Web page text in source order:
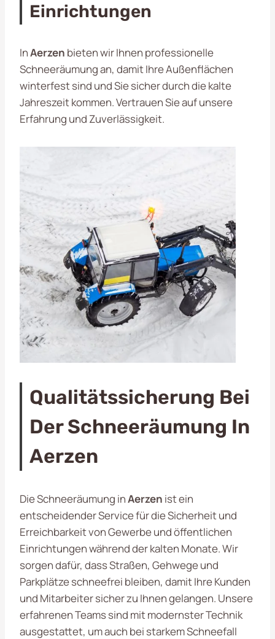
Einrichtungen
InAerzen bieten wir Ihnen professionelle
Schneeräumung an, damit Ihre Außenflächen
winterfest sind und Sie sicher durch die kalte
Jahreszeit kommen. Vertrauen Sie auf unsere
Erfahrung und Zuverlässigkeit.
Qualitätssicherung Bei
Der Schneeräumung In
Aerzen
Die Schneeräumung inAerzen ist ein
entscheidender Service für die Sicherheit und
Erreichbarkeit von Gewerbe und öffentlichen
Einrichtungen während der kalten Monate. Wir
sorgen dafür, dass Straßen, Gehwege und
Parkplätze schneefrei bleiben, damit Ihre Kunden
und Mitarbeiter sicher zu Ihnen gelangen. Unsere
erfahrenen Teams sind mit modernster Technik
ausgestattet, um auch bei starkem Schneefall